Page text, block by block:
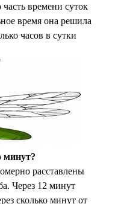
часть времени суток
время она решила
часов в сутки
минут?
расставлены
Через 12 минут
сколько минут от